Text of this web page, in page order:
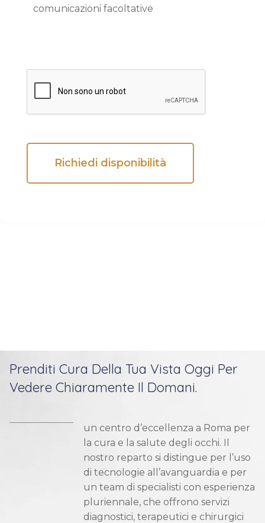
comunicazioni facoltative
Richiedi disponibilità
Prenditi Cura Della Tua Vista Oggi Per
Vedere Chiaramente Il Domani.
un centro d’eccellenza a Roma per
la cura e la salute degli occhi. Il
nostro reparto si distingue per l’uso
di tecnologie all’avanguardia e per
un team di specialisti con esperienza
pluriennale, che offrono servizi
diagnostici, terapeutici e chirurgici